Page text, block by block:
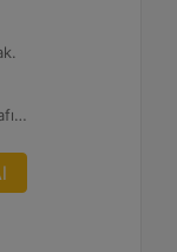
Caterpillar veya Müşteri Tarafından Sağlanan AFRC ve Müşteri Tarafından Sağlanan Atık Arıtma ile NSPS Saha Uyumluluğuna Sahiptir, 0,5 ve 1,0 g/bhp-sa. NOx